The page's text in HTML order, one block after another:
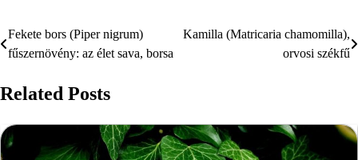
Bejegyzés
navigáció
Fekete bors (Piper nigrum)
fűszernövény: az élet sava, borsa
Kamilla (Matricaria chamomilla),
orvosi székfű
Related Posts